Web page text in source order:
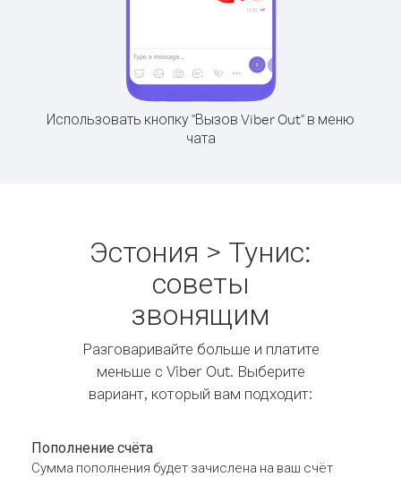
Использовать кнопку "Вызов Viber Out" в меню
чата
Эстония > Тунис:
советы
звонящим
Разговаривайте больше и платите
меньше с Viber Out. Выберите
вариант, который вам подходит:
Пополнение счёта
Сумма пополнения будет зачислена на ваш счёт